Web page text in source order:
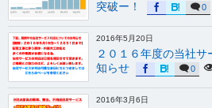
突破ー！
0
2016年5月20日
２０１６年度の当社
知らせ
0
2016年3月6日